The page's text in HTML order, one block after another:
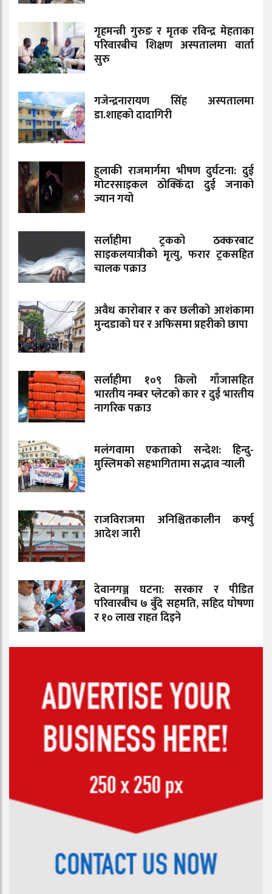
गृहमन्त्री गुरुङ र मृतक रविन्द्र मेहताका
परिवारबीच शिक्षण अस्पतालमा वार्ता
सुरु
गजेन्द्रनारायण सिंह अस्पतालमा
डा.शाहको दादागिरी
हुलाकी राजमार्गमा भीषण दुर्घटना: दुई
मोटरसाइकल ठोक्किँदा दुई जनाको
ज्यान गयो
सर्लाहीमा ट्रकको ठक्करबाट
साइकलयात्रीको मृत्यु, फरार ट्रकसहित
चालक पक्राउ
अवैध कारोबार र कर छलीको आशंकामा
मुन्दडाको घर र अफिसमा प्रहरीको छापा
सर्लाहीमा १०९ किलो गाँजासहित
भारतीय नम्बर प्लेटको कार र दुई भारतीय
नागरिक पक्राउ
मलंगवामा एकताको सन्देश: हिन्दु-
मुस्लिमको सहभागितामा सद्भाव र्‍याली
राजविराजमा अनिश्चितकालीन कर्फ्यु
आदेश जारी
देवानगञ्ज घटना: सरकार र पीडित
परिवारबीच ७ बुँदे सहमति, सहिद घोषणा
र १० लाख राहत दिइने